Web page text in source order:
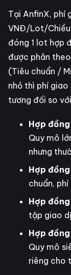
Tại AnfinX, phí
VNĐ/Lot/Chiều
đóng 1 lot hợp
được phân
(Tiêu chuẩn /
nhỏ thì phí
tương đối so
Hợp
Quy mô
nhưng
Hợp đồng
chuẩn,
Hợp
tập giao
Hợp
Quy mô
riêng cho